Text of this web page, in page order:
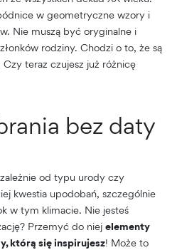
w geometryczne wzory i
Nie muszą być oryginalne i
rodziny. Chodzi o to, że są
teraz czujesz już różnicę
bez daty
od typu urody czy
kwestia upodobań, szczególnie
w tym klimacie. Nie jesteś
Przemyć do niej elementy
którą się inspirujesz! Może to